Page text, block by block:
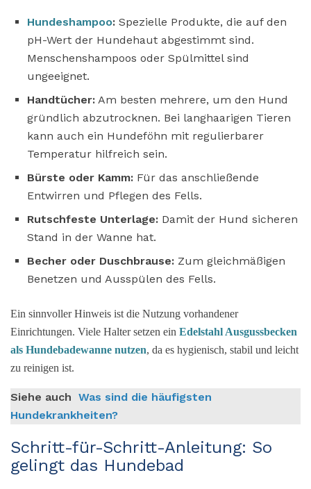
Hundeshampoo: Spezielle Produkte, die auf den
pH-Wert der Hundehaut abgestimmt sind.
Menschenshampoos oder Spülmittel sind
ungeeignet.
Handtücher: Am besten mehrere, um den Hund
gründlich abzutrocknen. Bei langhaarigen Tieren
kann auch ein Hundeföhn mit regulierbarer
Temperatur hilfreich sein.
Bürste oder Kamm: Für das anschließende
Entwirren und Pflegen des Fells.
Rutschfeste Unterlage: Damit der Hund sicheren
Stand in der Wanne hat.
Becher oder Duschbrause: Zum gleichmäßigen
Benetzen und Ausspülen des Fells.
Ein sinnvoller Hinweis ist die Nutzung vorhandener
Einrichtungen. Viele Halter setzen ein Edelstahl Ausgussbecken
als Hundebadewanne nutzen, da es hygienisch, stabil und leicht
zu reinigen ist.
Siehe auch Was sind die häufigsten
Hundekrankheiten?
Schritt-für-Schritt-Anleitung: So
gelingt das Hundebad